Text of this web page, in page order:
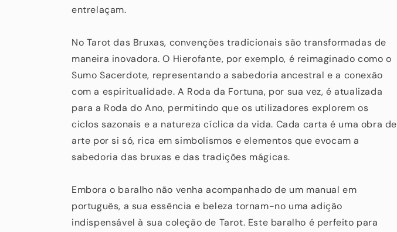
entrelaçam.
No Tarot das Bruxas, convenções tradicionais são transformadas de
maneira inovadora. O Hierofante, por exemplo, é reimaginado como o
Sumo Sacerdote, representando a sabedoria ancestral e a conexão
com a espiritualidade. A Roda da Fortuna, por sua vez, é atualizada
para a Roda do Ano, permitindo que os utilizadores explorem os
ciclos sazonais e a natureza cíclica da vida. Cada carta é uma obra de
arte por si só, rica em simbolismos e elementos que evocam a
sabedoria das bruxas e das tradições mágicas.
Embora o baralho não venha acompanhado de um manual em
português, a sua essência e beleza tornam-no uma adição
indispensável à sua coleção de Tarot. Este baralho é perfeito para